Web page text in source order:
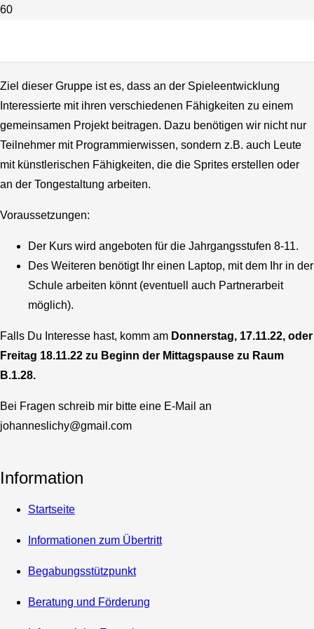
Ziel dieser Gruppe ist es, dass an der Spieleentwicklung
Interessierte mit ihren verschiedenen Fähigkeiten zu einem
gemeinsamen Projekt beitragen. Dazu benötigen wir nicht nur
Teilnehmer mit Programmierwissen, sondern z.B. auch Leute
mit künstlerischen Fähigkeiten, die die Sprites erstellen oder
an der Tongestaltung arbeiten.
Voraussetzungen:
Der Kurs wird angeboten für die Jahrgangsstufen 8-11.
Des Weiteren benötigt Ihr einen Laptop, mit dem Ihr in der
Schule arbeiten könnt (eventuell auch Partnerarbeit
möglich).
Falls Du Interesse hast, komm am Donnerstag, 17.11.22, oder
Freitag 18.11.22 zu Beginn der Mittagspause zu Raum
B.1.28.
Bei Fragen schreib mir bitte eine E-Mail an
johanneslichy@gmail.com
Information
Startseite
Informationen zum Übertritt
Begabungsstützpunkt
Beratung und Förderung